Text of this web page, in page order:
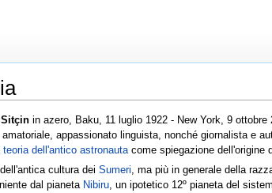
in azero, Baku, 11 luglio 1922 - New York, 9
appassionato linguista, nonché giornalista e
teoria dell'antico astronautacome spiegazione dell'origine
cultura dei Sumeri, ma più in generale della
dal pianeta Nibiru, un ipotetico 12º pianeta del